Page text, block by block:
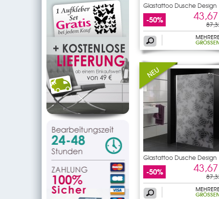
Glastattoo Dusche Design
-50%
GRÖSSEN
Glastattoo Dusche Design
-50%
GRÖSSEN